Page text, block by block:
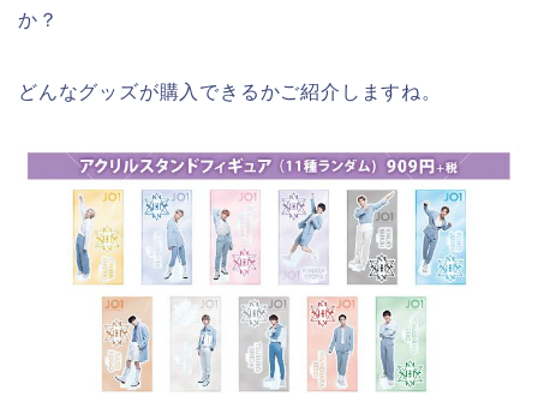
か？
どんなグッズが購入できるかご紹介しますね。